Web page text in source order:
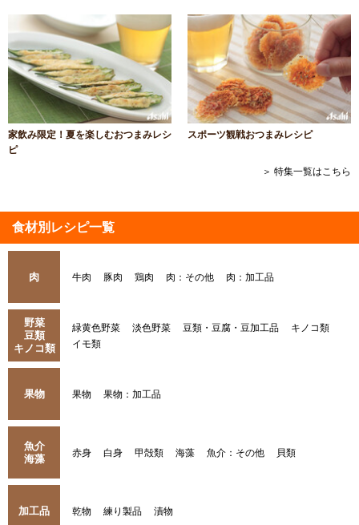
家飲み限定！夏を楽しむおつまみレシ
ピ
スポーツ観戦おつまみレシピ
＞ 特集一覧はこちら
食材別レシピ一覧
肉 牛肉 豚肉 鶏肉 肉：その他 肉：加工品
野菜
豆類
キノコ類
緑黄色野菜 淡色野菜 豆類・豆腐・豆加工品
キノコ類
イモ類
果物 果物 果物：加工品
魚介
海藻
赤身 白身 甲殻類 海藻 魚介：その他 貝類
加工品 乾物 練り製品 漬物